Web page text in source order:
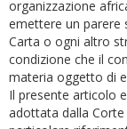
organizzazione
emettere un parere
Carta o ogni altro
condizione che il
materia oggetto di
Il presente articolo
adottata dalla